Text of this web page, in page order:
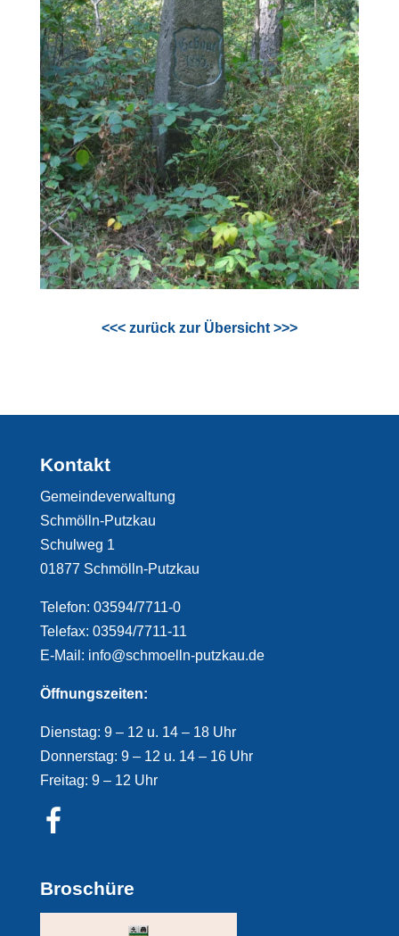
<<< zurück zur Übersicht >>>
Kontakt
Gemeindeverwaltung
Schmölln-Putzkau
Schulweg 1
01877 Schmölln-Putzkau
Telefon: 03594/7711-0
Telefax: 03594/7711-11
E-Mail: info@schmoelln-putzkau.de
Öffnungszeiten:
Dienstag: 9 – 12 u. 14 – 18 Uhr
Donnerstag: 9 – 12 u. 14 – 16 Uhr
Freitag: 9 – 12 Uhr
Broschüre